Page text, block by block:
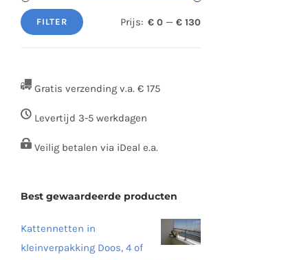
Min.
Max.
FILTER Prijs: € 0 —€ 130
Gratis verzending v.a. € 175
Levertijd 3-5 werkdagen
Veilig betalen via iDeal e.a.
Best gewaardeerde producten
Kattennetten in
kleinverpakking Doos, 4 of